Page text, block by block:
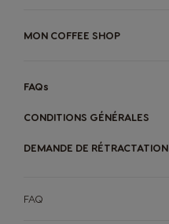
MON COFFEE SHOP
FAQs
CONDITIONS GÉNÉRALES
DEMANDE DE RÉTRACTATION
FAQ